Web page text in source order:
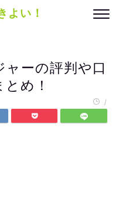
よい！
ーの評判や口
め！
/